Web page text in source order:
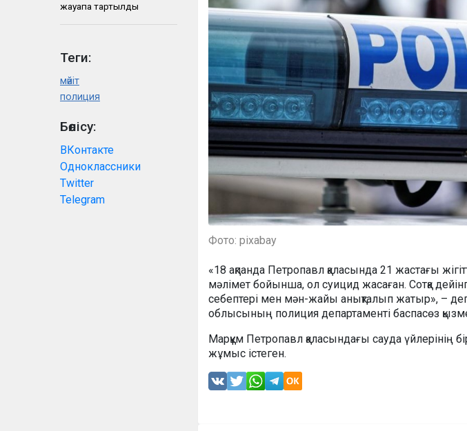
жауапқа тартылды
Теги:
мәйіт
полиция
Бөлісу:
ВКонтакте
Одноклассники
Twitter
Telegram
Фото: pixabay
«18 ақпанда Петропавл қаласында 21 жастағы
мәлімет бойынша, ол суицид жасаған. Сотқа
себептері мен мән-жайы анықталып жатыр», – деп
облысының полиция департаменті баспасөз
Марқұм Петропавл қаласындағы сауда үйлерінің
жұмыс істеген.